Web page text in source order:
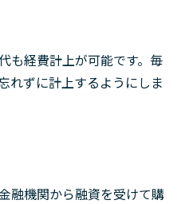
も経費計上が可能です。毎
れずに計上するようにしま
融機関から融資を受けて購